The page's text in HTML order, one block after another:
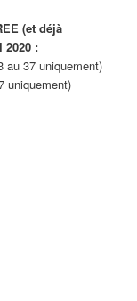
(et déjà
2020 :
au 37 uniquement)
uniquement)